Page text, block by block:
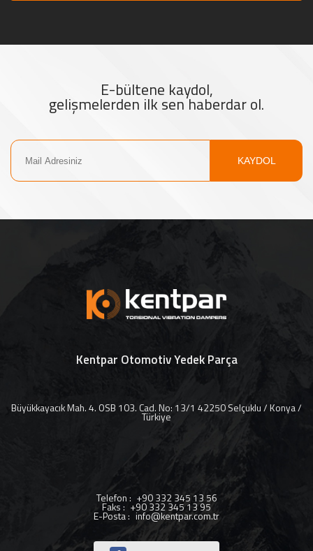
E-bültene kaydol,
gelişmelerden ilk sen haberdar ol.
KAYDOL
Kentpar Otomotiv Yedek Parça
Büyükkayacık Mah. 4. OSB 103. Cad. No: 13/1 42250 Selçuklu / Konya /
Türkiye
Telefon: +90 332 345 13 56
Faks: +90 332 345 13 95
E-Posta: info@kentpar.com.tr